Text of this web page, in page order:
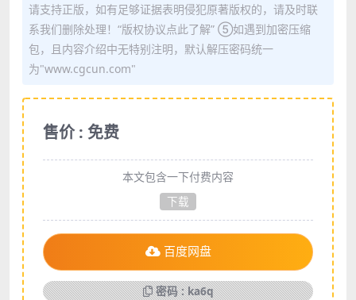
请支持正版，如有足够证据表明侵犯原著版权的，请及时联
系我们删除处理！“版权协议点此了解” ⑤如遇到加密压缩
包，且内容介绍中无特别注明，默认解压密码统一
为"www.cgcun.com"
售价 : 免费
本文包含一下付费内容
下载
百度网盘
密码 : ka6q